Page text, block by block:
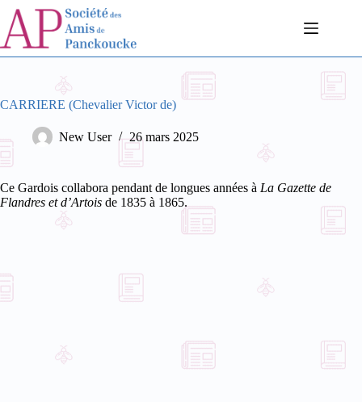
Passer
contenu
CARRIERE (Chevalier Victor de)
New User 26 mars 2025
Ce Gardois collabora pendant de longues années à La Gazette de
Flandres et d’Artois de 1835 à 1865.